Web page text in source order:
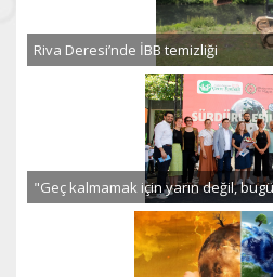
Riva Deresi’nde İBB temizliği
"Geç kalmamak için yarın değil,